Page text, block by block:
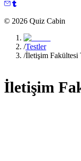
© 2026 Quiz Cabin
/Testler
/İletişim Fakültesi
İletişim